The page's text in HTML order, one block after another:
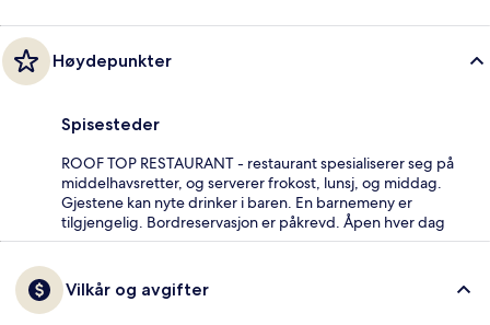
Høydepunkter
Spisesteder
ROOF TOP RESTAURANT - restaurant spesialiserer seg på
middelhavsretter, og serverer frokost, lunsj, og middag.
Gjestene kan nyte drinker i baren. En barnemeny er
tilgjengelig. Bordreservasjon er påkrevd. Åpen hver dag
Vilkår og avgifter